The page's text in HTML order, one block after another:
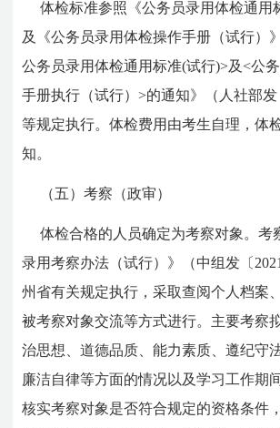
体检标准参照《公务员录用体检通用
及《公务员录用体检操作手册（试行）
公务员录用体检通用标准(试行)>及<公
手册执行（试行）>的通知》（人社部发
等规定执行。体检费用由考生自理，体
知。
（五）考察（政审）
体检合格的人员确定为考察对象。考
录用考察办法（试行）》（中组发〔
州省有关规定执行，采取查阅个人档案
被考察对象交流等方式进行。主要考察
治思想、道德品质、能力素质、遵纪守
廉洁自律等方面的情况以及学习工作期
核实考察对象是否符合规定的资格条件